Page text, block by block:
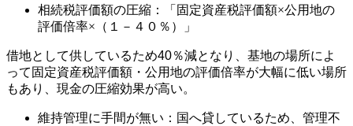
相続税評価額の圧縮：「固定資産税評価額×公用地の
評価倍率×（１－４０％）」
借地として供しているため40％減となり、基地の場所によ
って固定資産税評価額・公用地の評価倍率が大幅に低い場所
もあり、現金の圧縮効果が高い。
維持管理に手間が無い：国へ貸しているため、管理不